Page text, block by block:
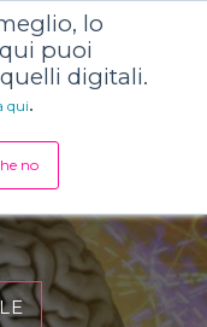
lo
puoi
digitali.
qui.
no